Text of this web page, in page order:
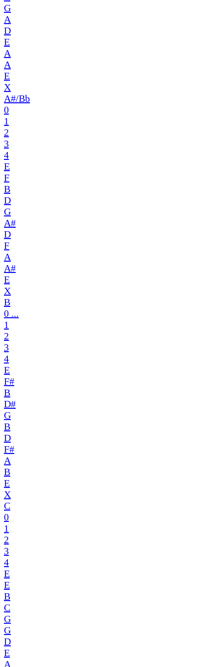
G
A
D
E
A
A
E
X
A#/Bb
0
1
2
3
4
E
F
B
D
G
A#
D
F
A
A#
E
X
B
0 ...
1
2
3
4
E
F#
B
D#
G
B
D
F#
A
B
E
X
C
0
1
2
3
4
E
E
B
C
G
G
D
E
A